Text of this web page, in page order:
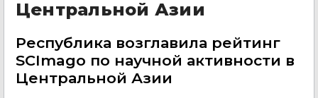
Центральной Азии
Республика возглавила рейтинг
SCImago по научной активности в
Центральной Азии